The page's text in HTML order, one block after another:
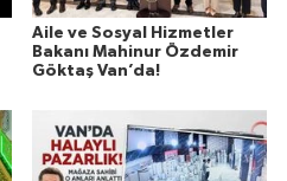
Aile ve Sosyal Hizmetler
Bakanı Mahinur Özdemir
Göktaş Van’da!